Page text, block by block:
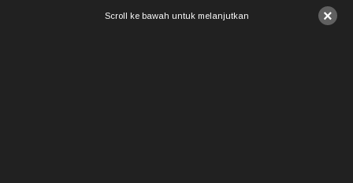
×
Scroll ke bawah untuk melanjutkan